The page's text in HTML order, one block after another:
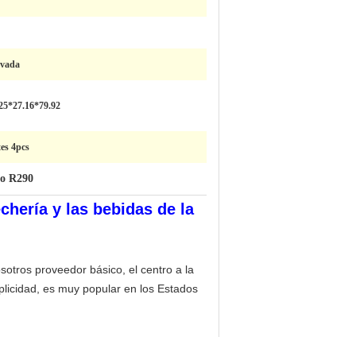
4pcs
R290
y las bebidas de la
proveedor básico, el centro a la
es muy popular en los Estados